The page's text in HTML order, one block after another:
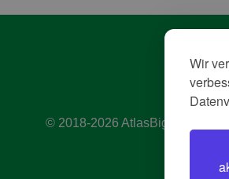
Wir
© 2018-2026 AtlasBig.com